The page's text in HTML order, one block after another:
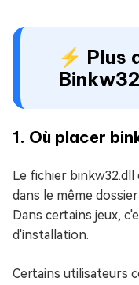
⚡ Plus
1. Où placer
Le fichier
dans le même
Dans certains jeux,
d'installation.
Certains utilisateurs